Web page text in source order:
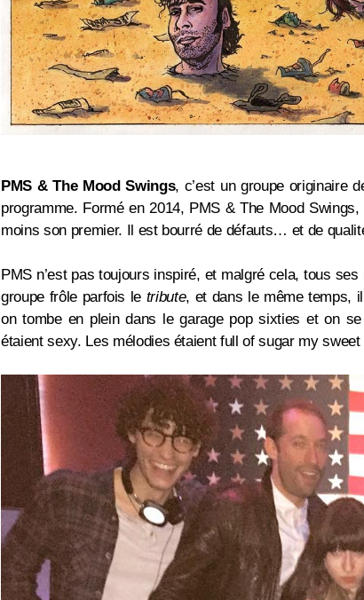
PMS & The Mood Swings, c’est un groupe originaire
programme. Formé en 2014, PMS & The Mood
moins son premier. Il est bourré de défauts… et de
PMS n’est pas toujours inspiré, et malgré cela, tous
groupe frôle parfois le tribute, et dans le même temps,
on tombe en plein dans le garage pop sixties et on
étaient sexy. Les mélodies étaient full of sugar my